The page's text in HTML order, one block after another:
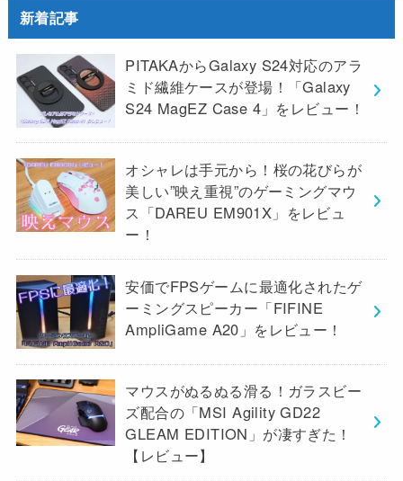
新着記事
PITAKAからGalaxy S24対応のアラ
ミド繊維ケースが登場！「Galaxy
S24 MagEZ Case 4」をレビュー！
オシャレは手元から！桜の花びらが
美しい”映え重視”のゲーミングマウ
ス「DAREU EM901X」をレビュ
ー！
安価でFPSゲームに最適化されたゲ
ーミングスピーカー「FIFINE
AmpliGame A20」をレビュー！
マウスがぬるぬる滑る！ガラスビー
ズ配合の「MSI Agility GD22
GLEAM EDITION」が凄すぎた！
【レビュー】